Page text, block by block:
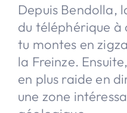
Depuis Bendolla,
du téléphérique
tu montes en
la Freinze.
en plus raide en
une zone